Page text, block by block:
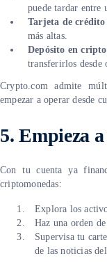
puede tardar entre
Tarjeta de
más altas.
Depósito en
transferirlos desde
Crypto.com admite
empezar a operar desde
5.Empieza
Con tu cuenta ya
criptomonedas:
Explora los
Haz una orden
Supervisa tu
de las noticias